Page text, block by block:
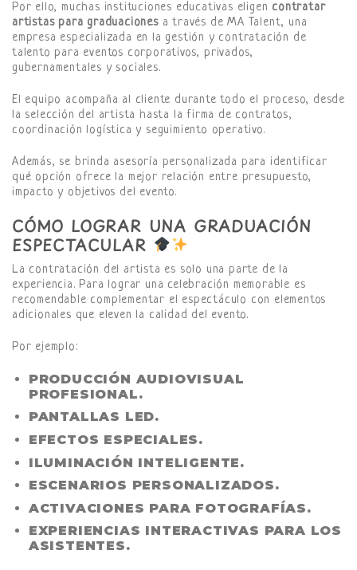
Por ello, muchas instituciones educativas eligen contratar
artistas para graduacionesa través de MA Talent, una
empresa especializada en la gestión y contratación de
talento para eventos corporativos, privados,
gubernamentales y sociales.
El equipo acompaña al cliente durante todo el proceso, desde
la selección del artista hasta la firma de contratos,
coordinación logística y seguimiento operativo.
Además, se brinda asesoría personalizada para identificar
qué opción ofrece la mejor relación entre presupuesto,
impacto y objetivos del evento.
CÓMO LOGRAR UNA GRADUACIÓN
ESPECTACULAR
La contratación del artista es solo una parte de la
experiencia. Para lograr una celebración memorable es
recomendable complementar el espectáculo con elementos
adicionales que eleven la calidad del evento.
Por ejemplo:
PRODUCCIÓN AUDIOVISUAL
PROFESIONAL.
PANTALLAS LED.
EFECTOS ESPECIALES.
ILUMINACIÓN INTELIGENTE.
ESCENARIOS PERSONALIZADOS.
ACTIVACIONES PARA FOTOGRAFÍAS.
EXPERIENCIAS INTERACTIVAS PARA LOS
ASISTENTES.